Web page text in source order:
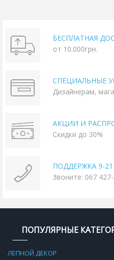
БЕСПЛАТНАЯ
от 10.000грн.
СПЕЦИАЛЬНЫЕ
Дизайнерам,
АКЦИИ И
Скидки до 30%
ПОДДЕРЖКА 9-21
Звоните: 067
ПОПУЛЯРНЫЕ
ЛЕПНОЙ ДЕКОР